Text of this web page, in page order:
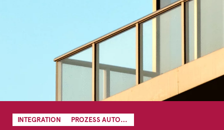
INTEGRATION PROZESS AUTOMATION